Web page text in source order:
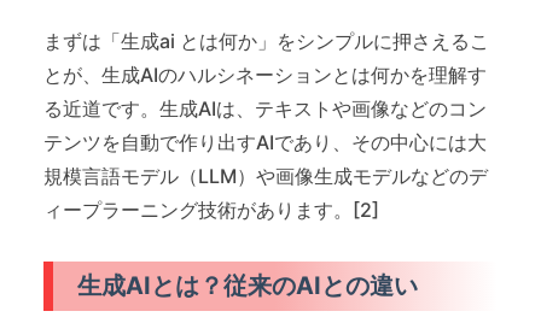
まずは「生成ai とは何か」をシンプルに押さえるこ
とが、生成AIのハルシネーションとは何かを理解す
る近道です。生成AIは、テキストや画像などのコン
テンツを自動で作り出すAIであり、その中心には大
規模言語モデル（LLM）や画像生成モデルなどのデ
ィープラーニング技術があります。[2]
生成AIとは？従来のAIとの違い